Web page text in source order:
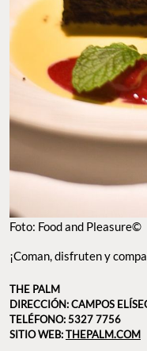
Foto: Food and Pleasure©
¡Coman, disfruten y
THE PALM
DIRECCIÓN: CAMPOS
TELÉFONO: 5327 7756
SITIO WEB:THEPALM.COM